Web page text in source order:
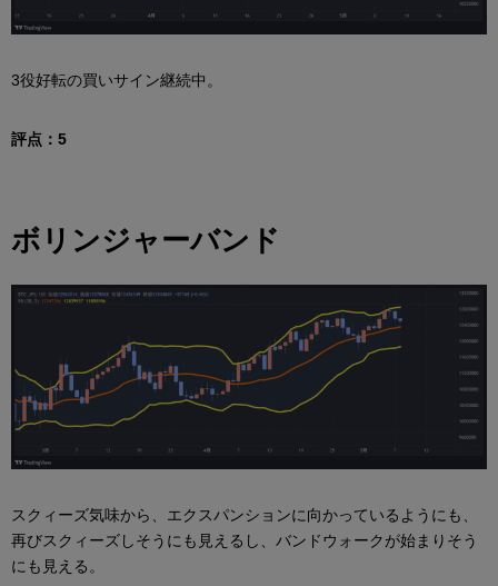
3役好転の買いサイン継続中。
評点：5
ボリンジャーバンド
スクィーズ気味から、エクスパンションに向かっているようにも、
再びスクィーズしそうにも見えるし、バンドウォークが始まりそう
にも見える。